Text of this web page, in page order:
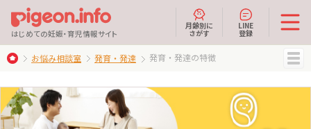
はじめての妊娠・育児情報サイト
月齢別に
さがす
LINE
登録
お悩み相談室 発育・発達 発育・発達の特徴